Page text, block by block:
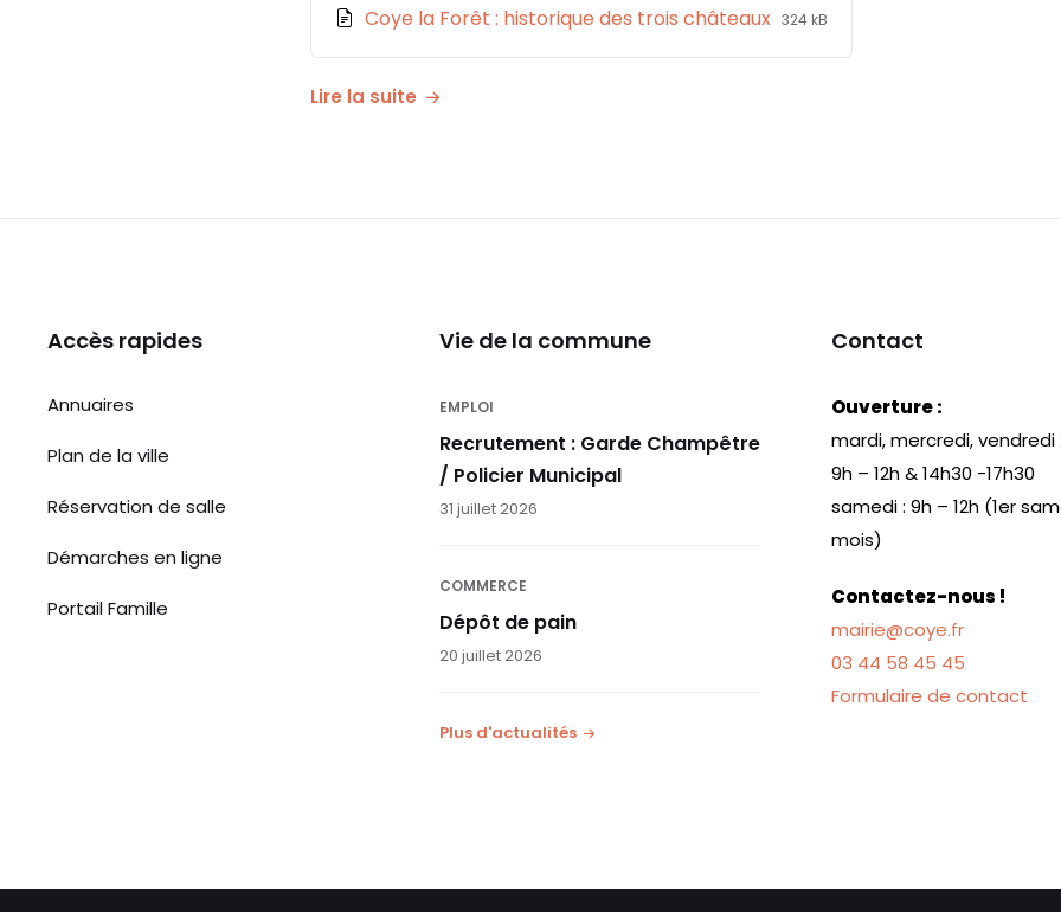
jointeCoye la Forêt : historique des trois châteaux File
File
324 kB
Lire la suite
Accès rapides
Annuaires
Plan de la ville
Réservation de salle
Démarches en ligne
Portail Famille
Vie de la commune
EMPLOI
Recrutement : Garde Champêtre
/ Policier Municipal
31 juillet 2026
COMMERCE
Dépôt de pain
20 juillet 2026
Plus d'actualités
Contact
Ouverture :
mardi, mercredi, vendredi
9h – 12h & 14h30 -17h30
samedi : 9h – 12h (1er
mois)
Contactez-nous !
mairie@coye.fr
03 44 58 45 45
Formulaire de contact